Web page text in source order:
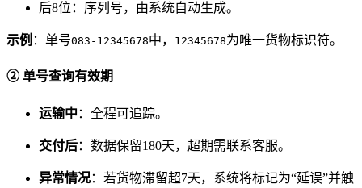
后8位：序列号，由系统自动生成。
示例 ：单号083-12345678中， 12345678为唯一货物标识符。
② 单号查询有效期
运输中 ：全程可追踪。
交付后：数据保留180天，超期需联系客服。
异常情况：若货物滞留超7天，系统将标记为“延误”并触